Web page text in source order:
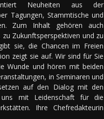
Neuheiten aus der
Tagungen, Stammtische und
Zum Inhalt gehören auch
Zukunftsperspektiven und zu
sie, die Chancen im Freien
zeigt sie auf. Wir sind für Sie
Wunde und hören mit beiden
in Seminaren und
auf den Dialog mit den
uns mit Leidenschaft für die
Ihre Chefredakteurin